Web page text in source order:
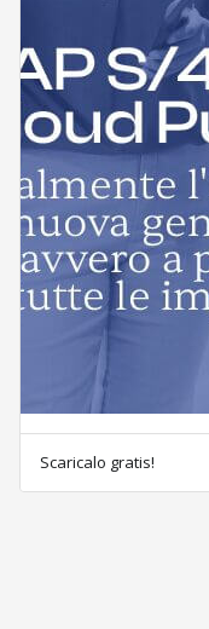
Scaricalo gratis!